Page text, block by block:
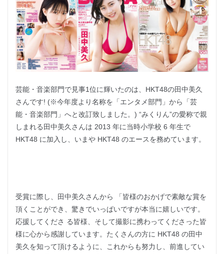
芸能・音楽部門で見事1位に輝いたのは、HKT48の田中美久
さんです! (※今年度より名称を「エンタメ部門」から「芸
能・音楽部門」へと改訂致しました。) “みくりん”の愛称で親
しまれる田中美久さんは 2013 年に当時小学校 6 年生で
HKT48 に加入し、いまや HKT48 のエースを務めています。
受賞に際し、田中美久さんから 「皆様のおかげで素敵な賞を
頂くことができ、驚きでいっぱいですが本当に嬉しいです。
応援してくださ る皆様、そして撮影に携わってくださった皆
様に心から感謝しています。たくさんの方に HKT48 の田中
美久を知って頂けるように、これからも努力し、前進してい